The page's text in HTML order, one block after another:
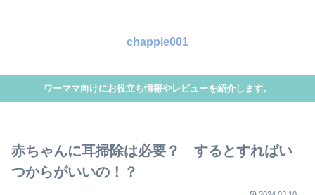
chappie001
ワーママ向けにお役立ち情報やレビューを紹介します。
赤ちゃんに耳掃除は必要？ するとすればい
つからがいいの！？